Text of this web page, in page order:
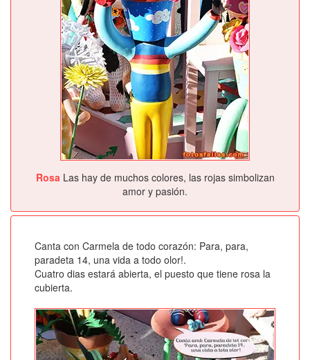
RosaLas hay de muchos colores, las rojas simbolizan
amor y pasión.
Canta con Carmela de todo corazón: Para, para,
paradeta 14, una vida a todo olor!.
Cuatro dias estará abierta, el puesto que tiene rosa la
cubierta.